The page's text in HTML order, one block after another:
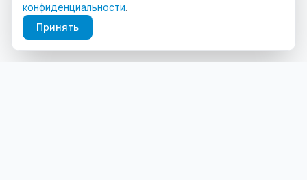
конфиденциальности.
Принять